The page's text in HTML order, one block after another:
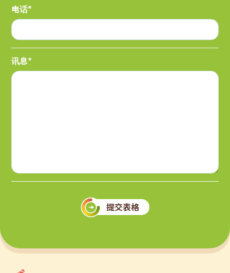
电话*
讯息*
提交表格